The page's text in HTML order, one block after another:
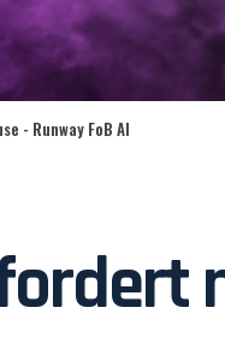
- Runway FoB AI